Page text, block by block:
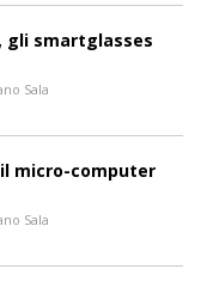
gli smartglasses
Sala
il micro-computer
Sala